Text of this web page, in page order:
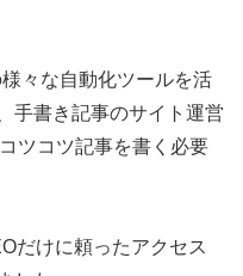
々な自動化ツールを活
手書き記事のサイト運営
ツコツ記事を書く必要
だけに頼ったアクセス